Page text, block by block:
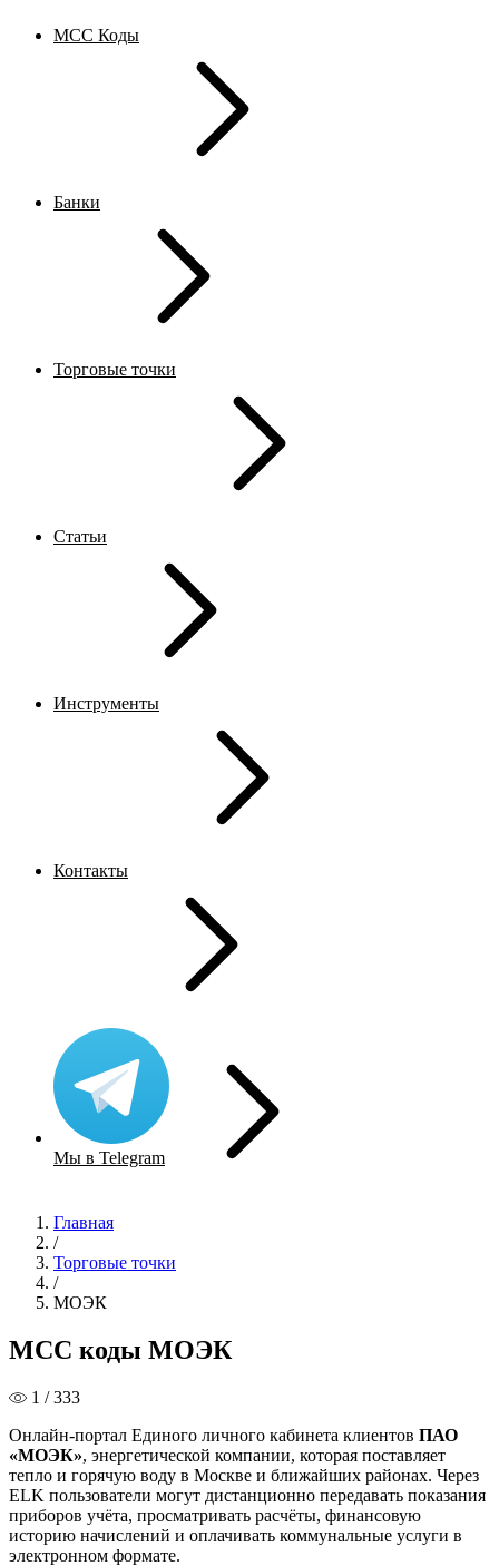
MCC Коды
Банки
Торговые точки
Статьи
Инструменты
Контакты
Мы в Telegram
Главная
/
Торговые точки
/
МОЭК
MCC коды МОЭК
1 / 333
Онлайн-портал Единого личного кабинета клиентов ПАО
«МОЭК», энергетической компании, которая поставляет
тепло и горячую воду в Москве и ближайших районах. Через
ELK пользователи могут дистанционно передавать показания
приборов учёта, просматривать расчёты, финансовую
историю начислений и оплачивать коммунальные услуги в
электронном формате.